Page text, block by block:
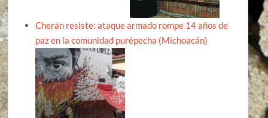
Cherán resiste: ataque armado rompe 14 años de
paz en la comunidad purépecha (Michoacán)